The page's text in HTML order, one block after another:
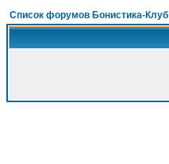
Список форумов Бонистика-Клуб